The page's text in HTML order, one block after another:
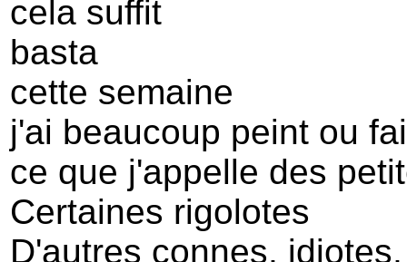
cela suffit
basta
cette semaine
j'ai beaucoup peint ou
ce que j'appelle des
Certaines rigolotes
D'autres connes,